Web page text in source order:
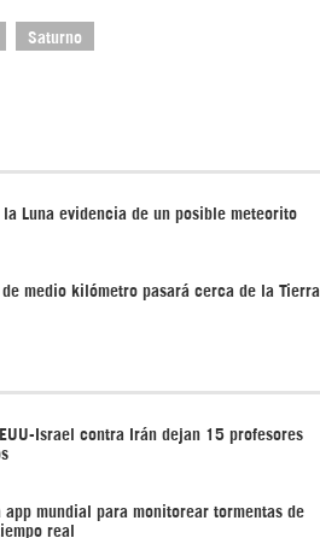
Saturno
la Luna evidencia de un posible meteorito
de medio kilómetro pasará cerca de la Tierra
Israel contra Irán dejan 15 profesores
app mundial para monitorear tormentas de
real